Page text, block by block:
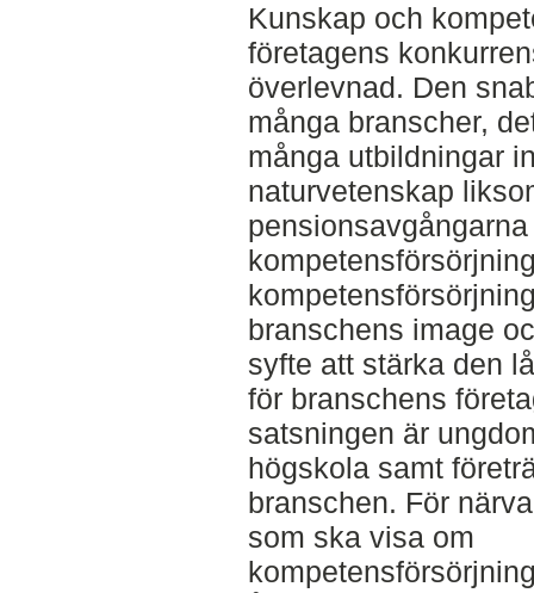
Kunskap och
företagens
överlevnad. Den
många branscher,
många utbildningar
naturvetenskap
branschens image
syfte att stärka den
för branschens
satsningen är
högskola samt
branschen. För
som ska visa om